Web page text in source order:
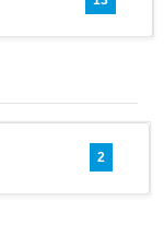
2